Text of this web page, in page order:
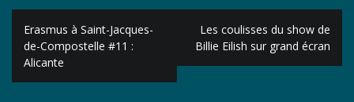
Navigation
de
l’article
Erasmus à Saint-Jacques-
de-Compostelle #11 :
Alicante
Les coulisses du show de
Billie Eilish sur grand écran